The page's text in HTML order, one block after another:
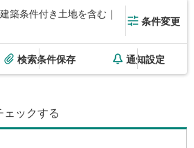
築条件付き土地を含む｜
条件変更
検索条件保存 通知設定
ックする